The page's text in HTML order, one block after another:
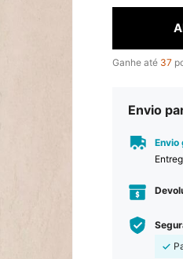
Ganhe até 37
Envio
Envio